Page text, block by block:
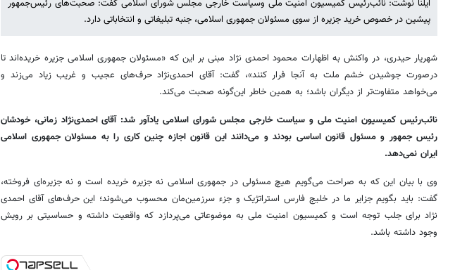
ایلنا نوشت: نائب‌رئیس کمیسیون امنیت ملی وسیاست خارجی مجلس شورای اسلامی گفت: صحبت‌های رئیس‌جمهور
پیشین در خصوص خرید جزیره از سوی مسئولان جمهوری اسلامی، جنبه تبلیغاتی و انتخاباتی دارد.
شهریار حیدری، در واکنش به اظهارات محمود احمدی نژاد مبنی بر این که «مسئولان جمهوری اسلامی جزیره خریده‌اند تا
درصورت جوشیدن خشم ملت به آنجا فرار کنند»، گفت: آقای احمدی‌نژاد حرف‌های عجیب و غریب زیاد می‌زند و
می‌خواهد متفاوت‌تر از دیگران باشد؛ به همین خاطر این‌گونه صحبت می‌کند.
نائب‌رئیس کمیسیون امنیت ملی و سیاست خارجی مجلس شورای اسلامی یادآور شد: آقای احمدی‌نژاد زمانی، خودشان
رئیس جمهور و مسئول قانون اساسی بودند و می‌دانند این قانون اجازه چنین کاری را به مسئولان جمهوری اسلامی
ایران نمی‌دهد.
وی با بیان این که به صراحت می‌گویم هیچ مسئولی در جمهوری اسلامی نه جزیره خریده است و نه جزیره‌ای فروخته،
گفت: باید بگویم جزایر ما در خلیج فارس استراتژیک و جزء سرزمین‌مان محسوب می‌شوند؛ این حرف‌های آقای احمدی
نژاد برای جلب توجه است و کمیسیون امنیت ملی به موضوعاتی می‌پردازد که واقعیت داشته و حساسیتی بر رویش
وجود داشته باشد.